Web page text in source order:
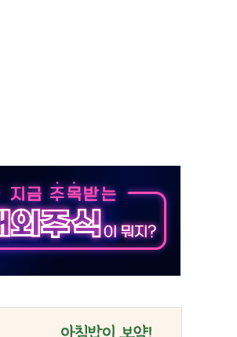
스크·웬디스↓